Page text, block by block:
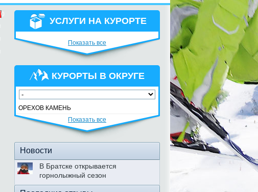
0
УСЛУГИ НА КУРОРТЕ
Показать все
КУРОРТЫ В ОКРУГЕ
ОРЕХОВ КАМЕНЬ
Показать все
Новости
В Братске открывается
горнолыжный сезон